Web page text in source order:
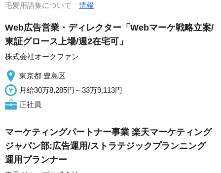
毛髪用語集について情報
Web広告営業・ディレクター「Webマーケ戦略立案/
東証グロース上場/週2在宅可」
株式会社オークファン
東京都 豊島区
月給30万8,285円～33万9,113円
正社員
マーケティングパートナー事業 楽天マーケティング
ジャパン部:広告運用/ストラテジックプランニング
運用プランナー